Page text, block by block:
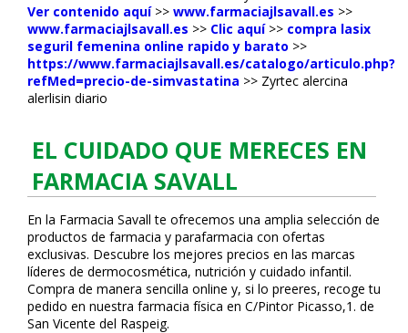
Ver contenido aquí>> www.farmaciajlsavall.es >>
www.farmaciajlsavall.es >> Clic aquí>> compra lasix
seguril femenina online rapido y barato >>
https://www.farmaciajlsavall.es/catalogo/articulo.php?
refMed=precio-de-simvastatina >> Zyrtec alercina
alerlisin diario
EL CUIDADO QUE MERECES EN
FARMACIA SAVALL
En la Farmacia Savall te ofrecemos una amplia selección de
productos de farmacia y parafarmacia con ofertas
exclusivas. Descubre los mejores precios en las marcas
líderes de dermocosmética, nutrición y cuidado infantil.
Compra de manera sencilla online y, si lo prefieres, recoge tu
pedido en nuestra farmacia física en C/Pintor Picasso,1. de
San Vicente del Raspeig.